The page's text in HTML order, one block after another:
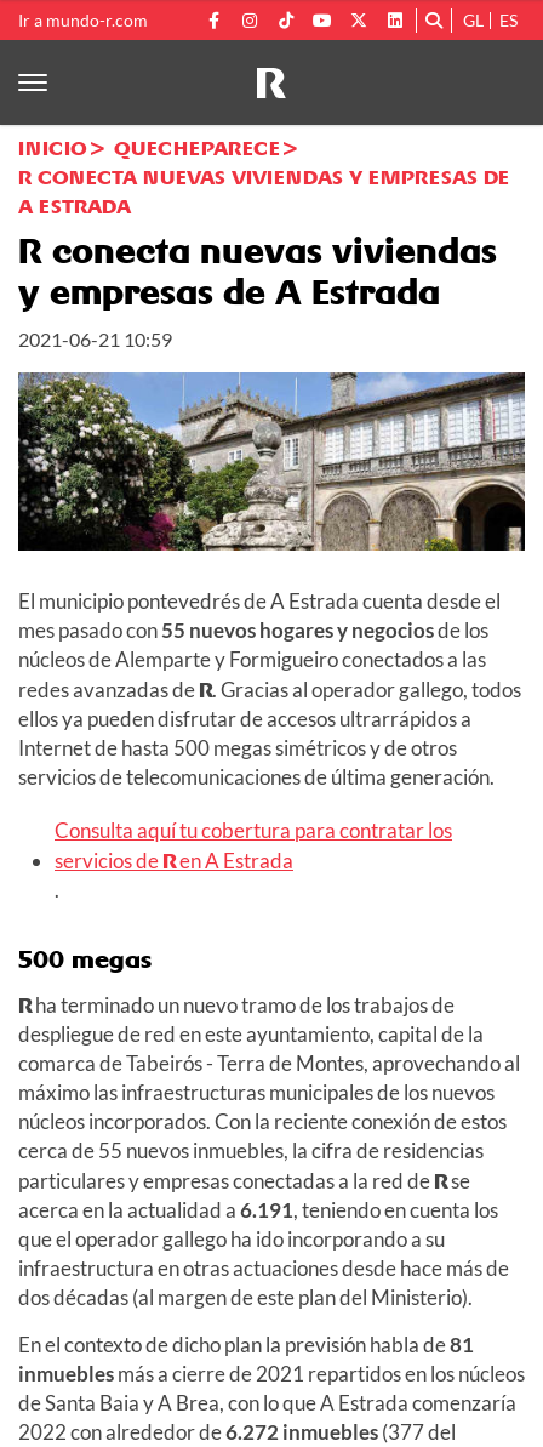
Ir a mundo-r.com GL ES
INICIO
QUECHEPARECE
R CONECTA NUEVAS VIVIENDAS Y EMPRESAS DE
A ESTRADA
R conecta nuevas viviendas
y empresas de A Estrada
2021-06-21 10:59
El municipio pontevedrés de A Estrada cuenta desde el
mes pasado con55 nuevos hogares y negociosde los
núcleos de Alemparte y Formigueiro conectados a las
redes avanzadas deR. Gracias al operador gallego, todos
ellos ya pueden disfrutar de accesos ultrarrápidos a
Internet de hasta 500 megas simétricos y de otros
servicios de telecomunicaciones de última generación.
Consulta aquí tu cobertura para contratar los
servicios deRen A Estrada
.
500 megas
Rha terminado un nuevo tramo de los trabajos de
despliegue de red en este ayuntamiento, capital de la
comarca de Tabeirós - Terra de Montes, aprovechando al
máximo las infraestructuras municipales de los nuevos
núcleos incorporados. Con la reciente conexión de estos
cerca de 55 nuevos inmuebles, la cifra de residencias
particulares y empresas conectadas a la red deRse
acerca en la actualidad a6.191, teniendo en cuenta los
que el operador gallego ha ido incorporando a su
infraestructura en otras actuaciones desde hace más de
dos décadas (al margen de este plan del Ministerio).
En el contexto de dicho plan la previsión habla de81
inmueblesmás a cierre de 2021 repartidos en los núcleos
de Santa Baia y A Brea, con lo que A Estrada comenzaría
2022 con alrededor de6.272 inmuebles(377 del